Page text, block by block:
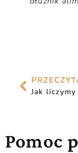
Pomoc